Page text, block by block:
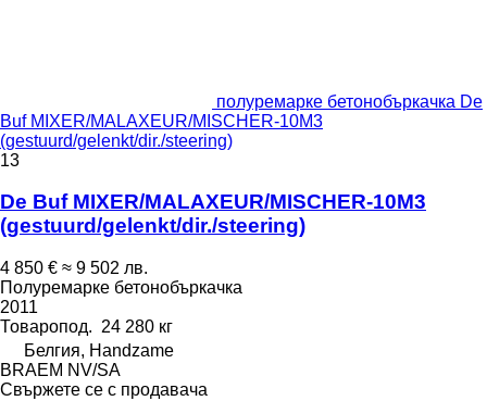
полуремарке бетонобъркачка De
Buf MIXER/MALAXEUR/MISCHER-10M3
(gestuurd/gelenkt/dir./steering)
13
De Buf MIXER/MALAXEUR/MISCHER-10M3
(gestuurd/gelenkt/dir./steering)
4 850 € ≈ 9 502 лв.
Полуремарке бетонобъркачка
2011
Товаропод. 24 280 кг
Белгия, Handzame
BRAEM NV/SA
Свържете се с продавача